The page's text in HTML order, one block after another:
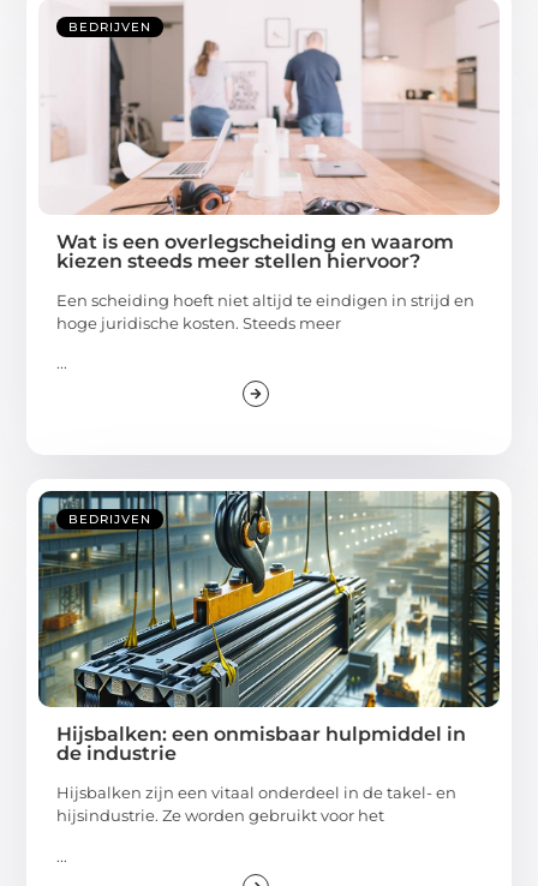
BEDRIJVEN
Wat is een overlegscheiding en waarom
kiezen steeds meer stellen hiervoor?
Een scheiding hoeft niet altijd te eindigen in strijd en
hoge juridische kosten. Steeds meer
...
BEDRIJVEN
Hijsbalken: een onmisbaar hulpmiddel in
de industrie
Hijsbalken zijn een vitaal onderdeel in de takel- en
hijsindustrie. Ze worden gebruikt voor het
...